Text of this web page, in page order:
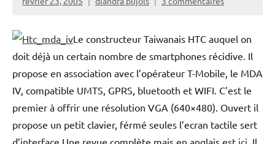
Le constructeur Taiwanais HTC auquel on
doit déjà un certain nombre de smartphones récidive. Il
propose en association avec l’opérateur T-Mobile, le MDA
IV, compatible UMTS, GPRS, bluetooth et WIFI. C’est le
premier à offrir une résolution VGA (640×480). Ouvert il
propose un petit clavier, férmé seules l’ecran tactile sert
d’interface.Une revue complète mais en anglais est ici . Il